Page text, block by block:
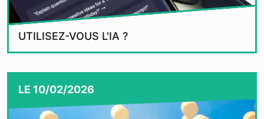
UTILISEZ-VOUS L'IA ?
LE 10/02/2026